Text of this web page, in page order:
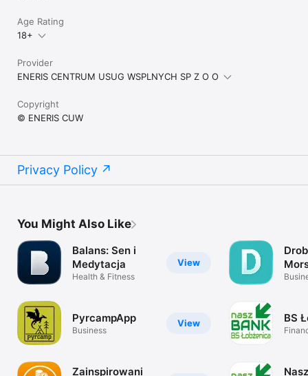
Age Rating
18+
Provider
ENERIS CENTRUM USUG WSPLNYCH SP Z O O
Copyright
© ENERIS CUW
Privacy Policy
You Might Also Like
View
Balans: Sen i
Medytacja
Health & Fitness
View
PyrcampApp
Business
Zainspirowani
BS